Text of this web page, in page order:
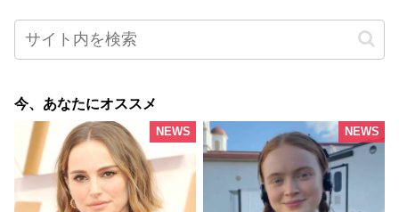
今、あなたにオススメ
NEWS NEWS